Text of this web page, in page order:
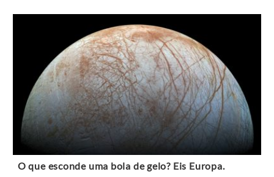
O que esconde uma bola de gelo? Eis Europa.